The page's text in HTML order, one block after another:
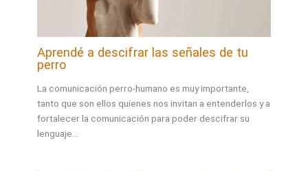
Aprendé a descifrar las señales de tu
perro
La comunicación perro-humano es muy importante,
tanto que son ellos quienes nos invitan a entenderlos y a
fortalecer la comunicación para poder descifrar su
lenguaje…